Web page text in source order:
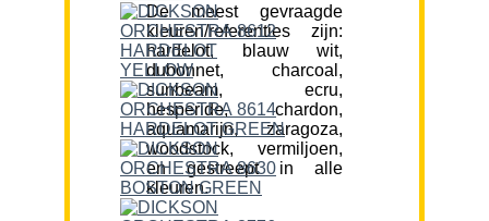
De meest gevraagde
kleuren/referenties zijn:
hardelot, blauw wit,
dubonnet, charcoal,
sunbeam, ecru,
hesperide, chardon,
aquamarijn, zaragoza,
woodstock, vermiljoen,
en gestreept in alle
kleuren.